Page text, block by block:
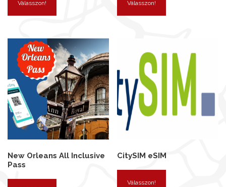
Válasszon! Válasszon!
New Orleans All Inclusive
Pass
CitySIM eSIM
Válasszon!